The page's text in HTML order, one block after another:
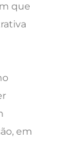
que
em